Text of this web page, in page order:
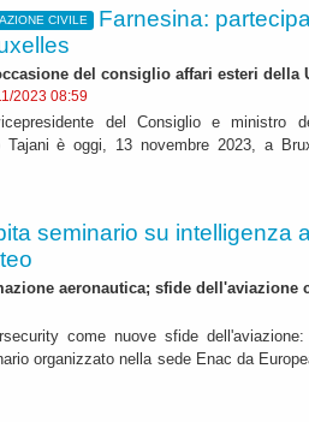
CIVILE
Farnesina:
del consiglio affari esteri della
2023 08:59
del Consiglio e ministro
Tajani è oggi, 13 novembre 2023, a
seminario su intelligenza
aeronautica; sfide dell'aviazione
come nuove sfide
organizzato nella sede Enac da